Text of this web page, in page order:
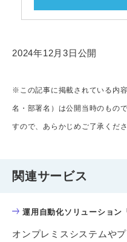
2024年12月3日公開
※この記事に掲載されている内
名・部署名）は公開当時のもの
すので、あらかじめご了承くださ
関連サービス
運用自動化ソリューション
オンプレミスシステムや